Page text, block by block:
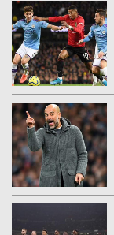
LIGA PRANCIS
LIGA EUROPA